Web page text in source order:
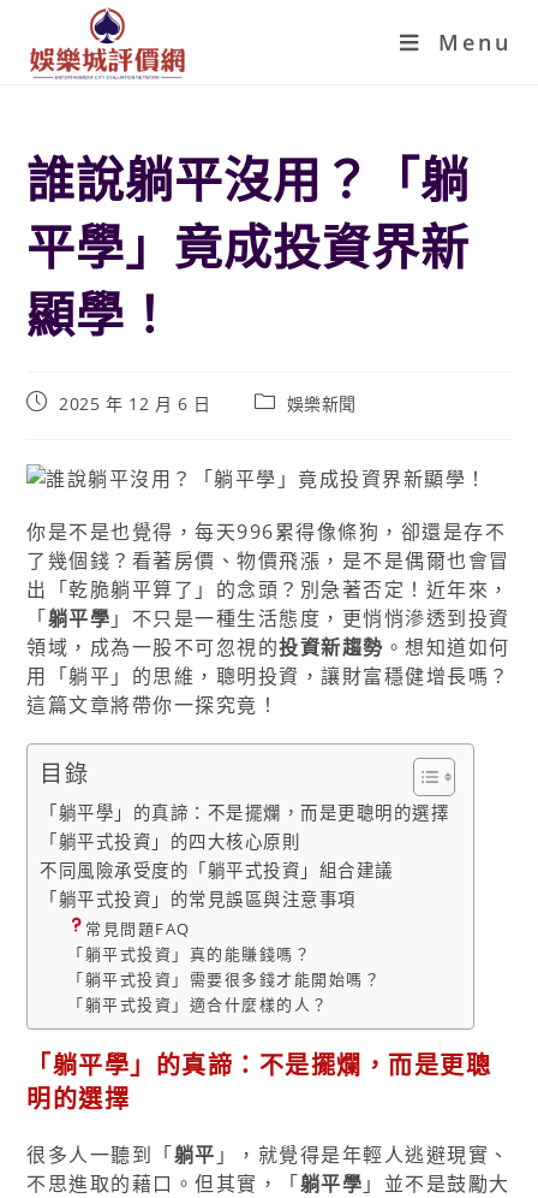
Menu
誰說躺平沒用？「躺
平學」竟成投資界新
顯學！
2025 年 12 月 6 日 娛樂新聞
你是不是也覺得，每天996累得像條狗，卻還是存不
了幾個錢？看著房價、物價飛漲，是不是偶爾也會冒
出「乾脆躺平算了」的念頭？別急著否定！近年來，
「躺平學 」不只是一種生活態度，更悄悄滲透到投資
領域，成為一股不可忽視的投資新趨勢 。想知道如何
用「躺平」的思維，聰明投資，讓財富穩健增長嗎？
這篇文章將帶你一探究竟！
目錄
「躺平學」的真諦：不是擺爛，而是更聰明的選擇
「躺平式投資」的四大核心原則
不同風險承受度的「躺平式投資」組合建議
「躺平式投資」的常見誤區與注意事項
常見問題FAQ
「躺平式投資」真的能賺錢嗎？
「躺平式投資」需要很多錢才能開始嗎？
「躺平式投資」適合什麼樣的人？
「躺平學」的真諦：不是擺爛，而是更聰
明的選擇
很多人一聽到「躺平 」，就覺得是年輕人逃避現實、
不思進取的藉口。但其實，「躺平學 」並不是鼓勵大